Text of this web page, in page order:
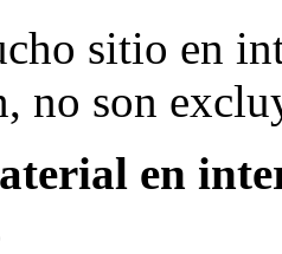
sitio en
no son
en